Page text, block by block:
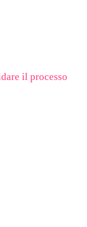
il processo